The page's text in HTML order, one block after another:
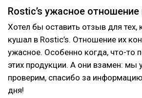
Rostic’s ужасное
Хотел бы оставить отзыв для тех,
кушал в Rostic’s. Отношение их
ужасное. Особенно когда, что-то
этих продукции. А они взамен: мы
проверим, спасибо за
дня!